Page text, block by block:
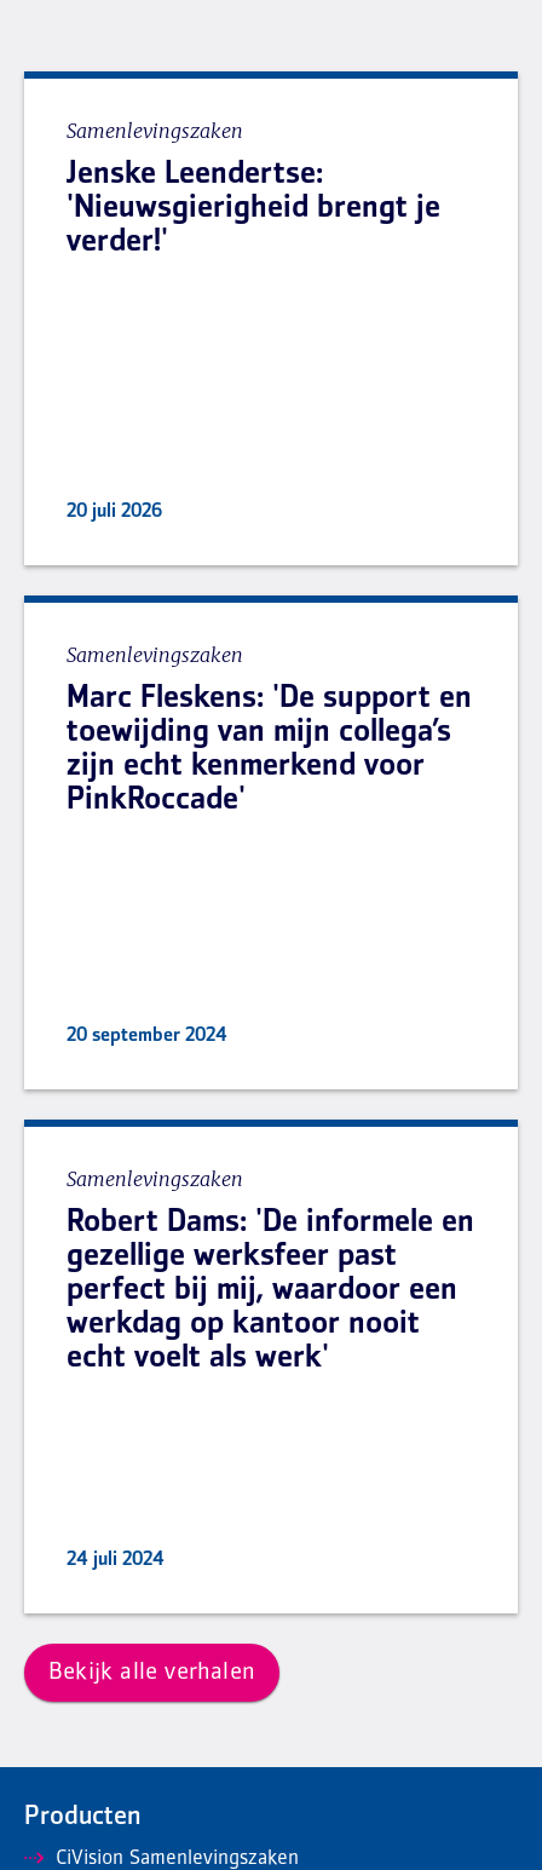
Samenlevingszaken
Jenske Leendertse:
'Nieuwsgierigheid brengt je
verder!'
20 juli 2026
Samenlevingszaken
Marc Fleskens: 'De support en
toewijding van mijn collega’s
zijn echt kenmerkend voor
PinkRoccade'
20 september 2024
Samenlevingszaken
Robert Dams: 'De informele en
gezellige werksfeer past
perfect bij mij, waardoor een
werkdag op kantoor nooit
echt voelt als werk'
24 juli 2024
Bekijk alle verhalen
Producten
CiVision Samenlevingszaken